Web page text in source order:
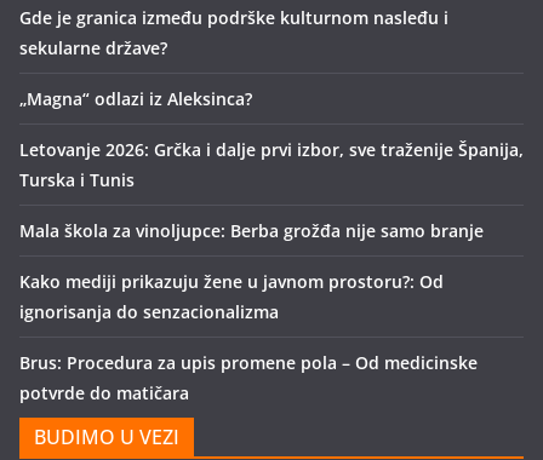
Gde je granica između podrške kulturnom nasleđu i
sekularne države?
„Magna“ odlazi iz Aleksinca?
Letovanje 2026: Grčka i dalje prvi izbor, sve traženije Španija,
Turska i Tunis
Mala škola za vinoljupce: Berba grožđa nije samo branje
Kako mediji prikazuju žene u javnom prostoru?: Od
ignorisanja do senzacionalizma
Brus: Procedura za upis promene pola – Od medicinske
potvrde do matičara
BUDIMO U VEZI